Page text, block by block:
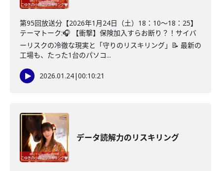
第95回放送分【2026年1月24日（土）18：10～18：25】
テーマトーク:🎧 【衝撃】保険加入すらお断り？！サイバ
ーリスクの冷徹な現実と「守りのリスキリング」📝 最新の
工場も、たった1台のパソコ...
2026.01.24|00:10:21
データ読解力のリスキリング